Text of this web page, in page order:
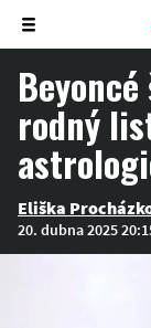
Zobrazit/skrýt
menu
rodný
Eliška
20. dubna 2025